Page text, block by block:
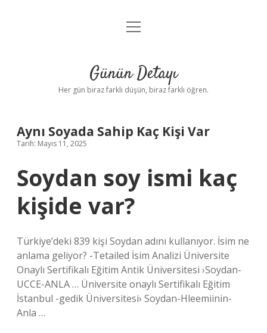
Anasayfa
Yasal Uyarı
menüyü
Günün Detayı
Her gün biraz farklı düşün, biraz farklı öğren.
Aynı Soyada Sahip Kaç Kişi Var
Tarih: Mayıs 11, 2025
Soydan soy ismi kaç
kişide var?
Türkiye’deki 839 kişi Soydan adını kullanıyor. İsim ne
anlama geliyor? -Tetailed İsim Analizi Üniversite
Onaylı Sertifikalı Eğitim Antik Üniversitesi ›Soydan-
UCCE-ANLA … Üniversite onaylı Sertifikalı Eğitim
İstanbul -gedik Üniversitesi› Soydan-Hleemiinin-
Anla …